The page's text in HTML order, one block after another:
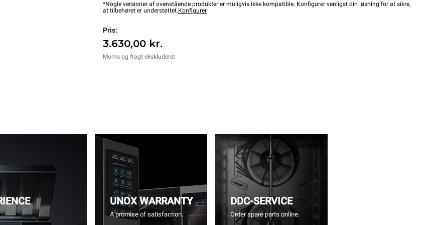
*Nogle versioner af ovenstående produkter er muligvis ikke kompatible. Konfigurer venligst din løsning for at sikre,
at tilbehøret er understøttet.Konfigurer
Pris:
3.630,00 kr.
Moms og fragt ekskluderet
UNOX WARRANTY
A promise of satisfaction.
DDC-SERVICE
Order spare parts online.